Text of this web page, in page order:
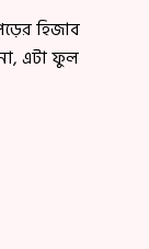
হিজাব
এটা ফুল